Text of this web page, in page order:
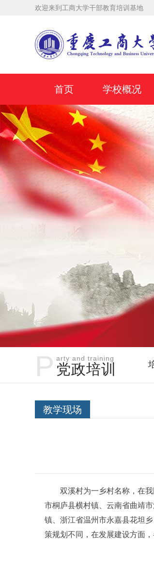
欢迎来到工商大学干部教育培训基地
首页 学校概况
P arty and training
党政培训
教学现场
双溪村为一乡村名称，在我
市桐庐县横村镇、云南省曲靖
镇、浙江省温州市永嘉县花坦
策规划不同，在发展建设方面，